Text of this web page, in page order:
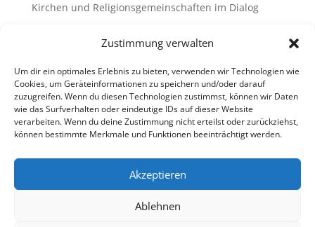
Zustimmung verwalten
Um dir ein optimales Erlebnis zu bieten, verwenden wir Technologien wie
Cookies, um Geräteinformationen zu speichern und/oder darauf
zuzugreifen. Wenn du diesen Technologien zustimmst, können wir Daten
wie das Surfverhalten oder eindeutige IDs auf dieser Website
verarbeiten. Wenn du deine Zustimmung nicht erteilst oder zurückziehst,
können bestimmte Merkmale und Funktionen beeinträchtigt werden.
Akzeptieren
Ablehnen
Kirchen und Religionsgemeinschaften im Dialog
Schulen & Kindergärten in Österreich
„Brennen für das Leben “ – die Wanderausstellung
ist bald am Ziel
Neueste Kommentare
Impressum
Datenschutz